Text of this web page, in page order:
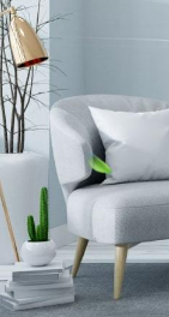
hút âm trần
NMV1421
VNĐ